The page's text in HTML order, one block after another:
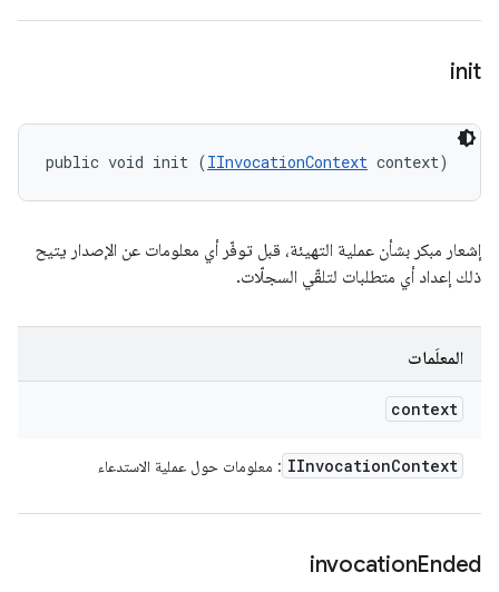
init
public void init (IInvocationContext context)
إشعار مبكر بشأن عملية التهيئة، قبل توفّر أي معلومات عن الإصدار يتيح
ذلك إعداد أي متطلبات لتلقّي السجلّات.
المعلَمات
context
IInvocationContext : معلومات حول عملية الاستدعاء
invocationEnded